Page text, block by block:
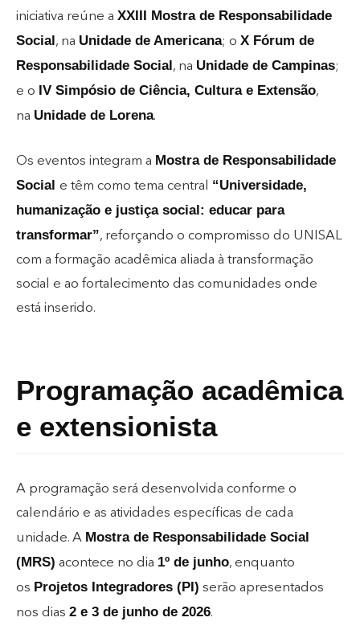
iniciativa reúne a XXIII Mostra de Responsabilidade
Social , na Unidade de Americana; o X Fórum de
Responsabilidade Social , na Unidade de Campinas;
e o IV Simpósio de Ciência, Cultura e Extensão,
na Unidade de Lorena.
Os eventos integram a Mostra de Responsabilidade
Social e têm como tema central “Universidade,
humanização e justiça social: educar para
transformar”, reforçando o compromisso do UNISAL
com a formação acadêmica aliada à transformação
social e ao fortalecimento das comunidades onde
está inserido.
Programação acadêmica
e extensionista
A programação será desenvolvida conforme o
calendário e as atividades específicas de cada
unidade. A Mostra de Responsabilidade Social
(MRS) acontece no dia 1º de junho, enquanto
os Projetos Integradores (PI) serão apresentados
nos dias 2 e 3 de junho de 2026.